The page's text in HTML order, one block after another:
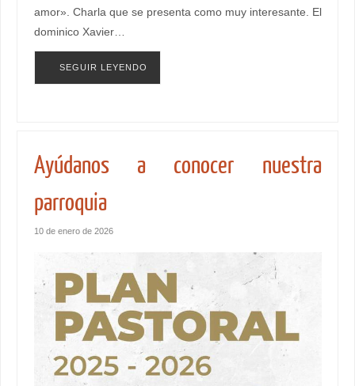
amor». Charla que se presenta como muy interesante. El
dominico Xavier…
SEGUIR LEYENDO
Ayúdanos a conocer nuestra
parroquia
10 de enero de 2026